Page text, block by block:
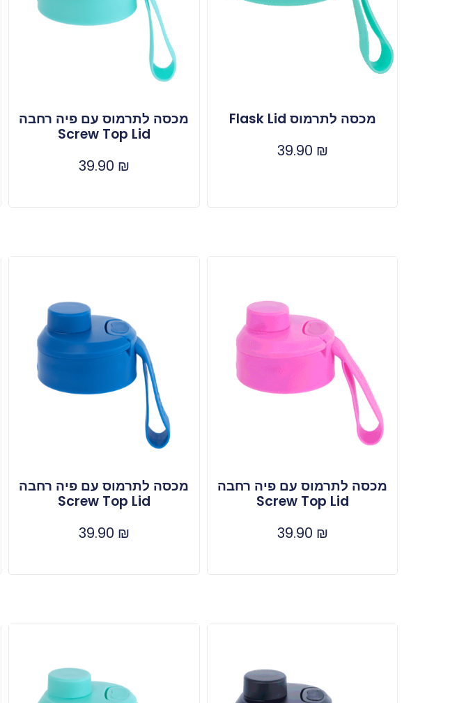
מכסה לתרמוס Flask Lid
39.90 ₪
מכסה לתרמוס עם פיה רחבה
Screw Top Lid
39.90 ₪
מכסה לתרמוס עם פיה רחבה
Screw Top Lid
39.90 ₪
מכסה לתרמוס עם פיה רחבה
Screw Top Lid
39.90 ₪